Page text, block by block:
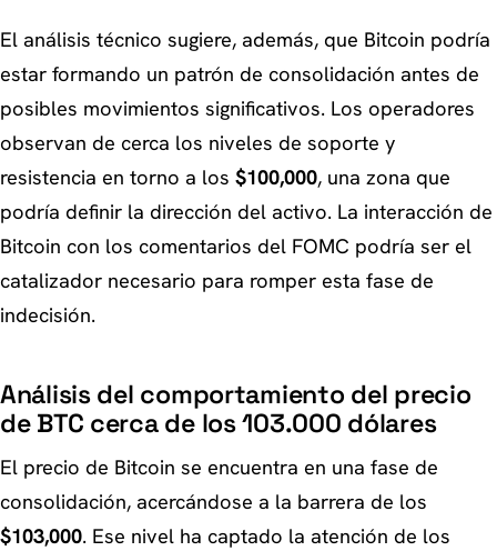
El análisis técnico sugiere, además, que Bitcoin podría
estar formando un patrón de consolidación antes de
posibles movimientos significativos. Los operadores
observan de cerca los niveles de soporte y
resistencia en torno a los $100,000, una zona que
podría definir la dirección del activo. La interacción de
Bitcoin con los comentarios del FOMC podría ser el
catalizador necesario para romper esta fase de
indecisión.
Análisis del comportamiento del precio
de BTC cerca de los 103.000 dólares
El precio de Bitcoin se encuentra en una fase de
consolidación, acercándose a la barrera de los
$103,000. Ese nivel ha captado la atención de los